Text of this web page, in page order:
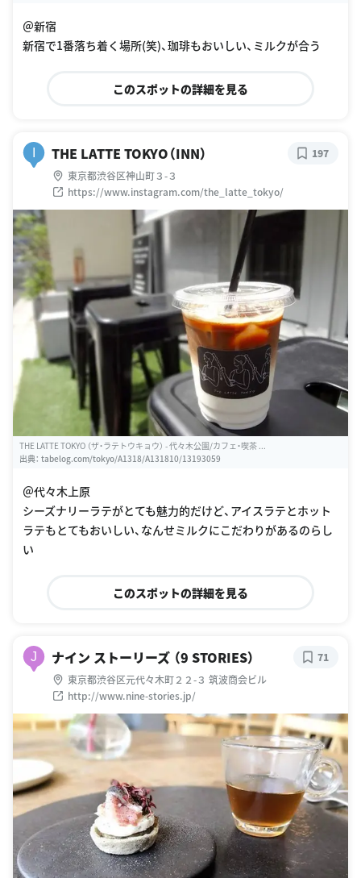
＠新宿
新宿で1番落ち着く場所(笑)、珈琲もおいしい、ミルクが合う
このスポットの詳細を見る
I THE LATTE TOKYO（INN）
東京都渋谷区神山町３-３
https://www.instagram.com/the_latte_tokyo/
197
THE LATTE TOKYO （ザ・ラテトウキョウ） - 代々木公園/カフェ・喫茶 ...
出典： tabelog.com/tokyo/A1318/A131810/13193059
＠代々木上原
シーズナリーラテがとても魅力的だけど、アイスラテとホット
ラテもとてもおいしい、なんせミルクにこだわりがあるのらし
い
このスポットの詳細を見る
J ナイン ストーリーズ （9 STORIES）
東京都渋谷区元代々木町２２-３ 筑波商会ビル
http://www.nine-stories.jp/
71